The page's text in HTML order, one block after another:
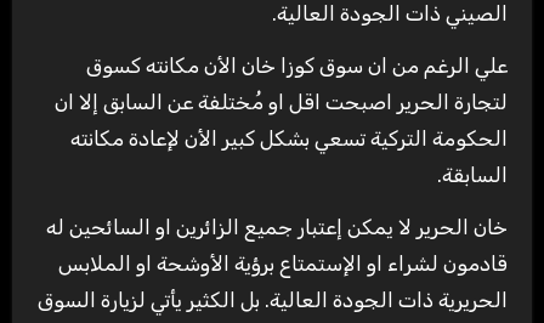
الصيني ذات الجودة العالية.
علي الرغم من ان سوق كوزا خان الأن مكانته كسوق
لتجارة الحرير اصبحت اقل او مُختلفة عن السابق إلا ان
الحكومة التركية تسعي بشكل كبير الأن لإعادة مكانته
السابقة.
خان الحرير لا يمكن إعتبار جميع الزائرين او السائحين له
قادمون لشراء او الإستمتاع برؤية الأوشحة او الملابس
الحريرية ذات الجودة العالية. بل الكثير يأتي لزيارة السوق